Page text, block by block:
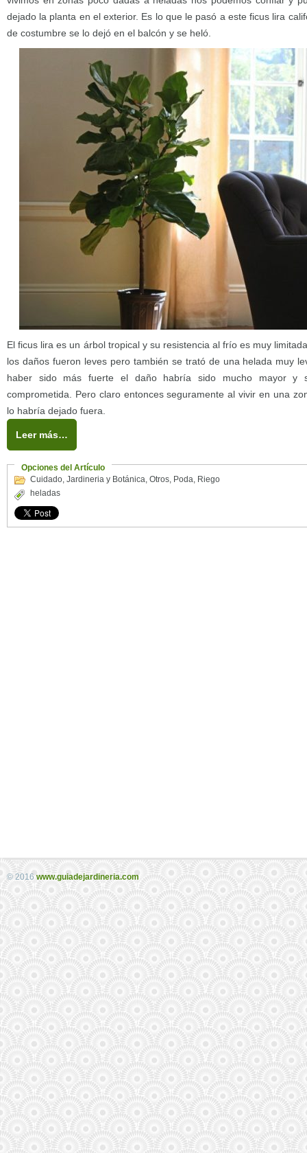
dejado la planta en el exterior. Es lo que le pasó a este ficus lira
de costumbre se lo dejó en el balcón y se heló.
El ficus lira es un árbol tropical y su resistencia al frío es muy
los daños fueron leves pero también se trató de una helada muy
haber sido más fuerte el daño habría sido mucho mayor y
comprometida. Pero claro entonces seguramente al vivir en una
lo habría dejado fuera.
Leer más…
Opciones del Artículo
Cuidado, Jardineria y Botánica, Otros, Poda, Riego
heladas
© 2016www.guiadejardineria.com